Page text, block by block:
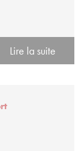
Lire la suite